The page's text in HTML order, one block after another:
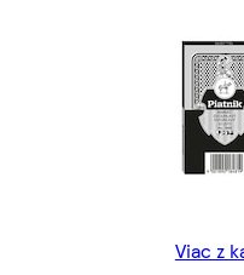
Viac z